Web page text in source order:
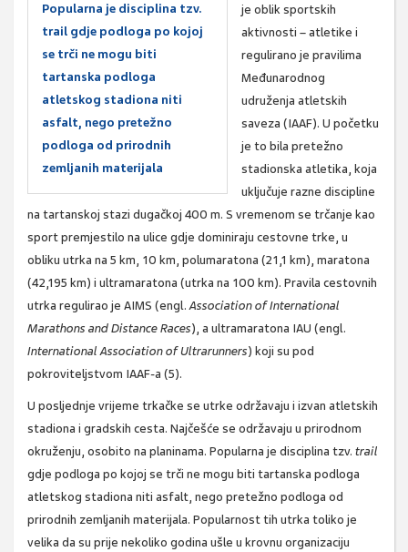
Popularna je disciplina tzv.
trail gdje podloga po kojoj
se trči ne mogu biti
tartanska podloga
atletskog stadiona niti
asfalt, nego pretežno
podloga od prirodnih
zemljanih materijala
je oblik sportskih
aktivnosti – atletike i
regulirano je pravilima
Međunarodnog
udruženja atletskih
saveza (IAAF). U početku
je to bila pretežno
stadionska atletika, koja
uključuje razne discipline
na tartanskoj stazi dugačkoj 400 m. S vremenom se trčanje kao
sport premjestilo na ulice gdje dominiraju cestovne trke, u
obliku utrka na 5 km, 10 km, polumaratona (21,1 km), maratona
(42,195 km) i ultramaratona (utrka na 100 km). Pravila cestovnih
utrka regulirao je AIMS (engl.Association of International
Marathons and Distance Races), a ultramaratona IAU (engl.
International Association of Ultrarunners) koji su pod
pokroviteljstvom IAAF-a (5).
U posljednje vrijeme trkačke se utrke održavaju i izvan atletskih
stadiona i gradskih cesta. Najčešće se održavaju u prirodnom
okruženju, osobito na planinama. Popularna je disciplina tzv. trail
gdje podloga po kojoj se trči ne mogu biti tartanska podloga
atletskog stadiona niti asfalt, nego pretežno podloga od
prirodnih zemljanih materijala. Popularnost tih utrka toliko je
velika da su prije nekoliko godina ušle u krovnu organizaciju